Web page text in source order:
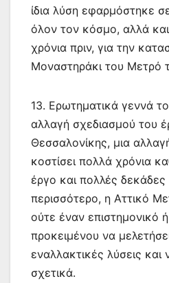
ίδια λύση εφαρμόστηκε
όλον τον κόσμο, αλλά
χρόνια πριν, για την
Μοναστηράκι του Μετρό
13. Ερωτηματικά γεννά
αλλαγή σχεδιασμού του
Θεσσαλονίκης, μια
κοστίσει πολλά χρόνια
έργο και πολλές
περισσότερο, η Αττικό
ούτε έναν επιστημονικό
προκειμένου να
εναλλακτικές λύσεις και
σχετικά.